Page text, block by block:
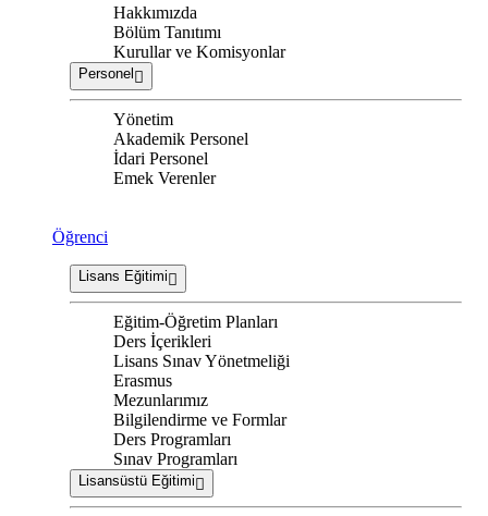
Hakkımızda
Bölüm Tanıtımı
Kurullar ve Komisyonlar
Personel
Yönetim
Akademik Personel
İdari Personel
Emek Verenler
Öğrenci
Lisans Eğitimi
Eğitim-Öğretim Planları
Ders İçerikleri
Lisans Sınav Yönetmeliği
Erasmus
Mezunlarımız
Bilgilendirme ve Formlar
Ders Programları
Sınav Programları
Lisansüstü Eğitimi